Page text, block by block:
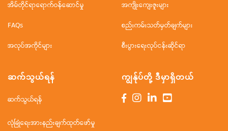
အိမ်တိုင်ရာရောက်ဝန်ဆောင်မှု
FAQs
အလုပ်အကိုင်များ
အကျိုးကျေးဇူးများ
စည်းကမ်းသတ်မှတ်ချက်များ
စီးပွားရေးလုပ်ငန်းဆိုင်ရာ
ဆက်သွယ်ရန်
ဆက်သွယ်ရန်
လုံခြုံရေးအားနည်းချက်ထုတ်ဖော်မှု
ကျွန်ုပ်တို့ ဒီမှာရှိတယ်